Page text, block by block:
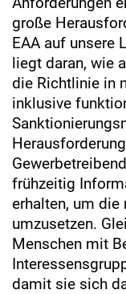
große
EAA auf unsere
liegt daran, wie
die Richtlinie in
inklusive
frühzeitig
erhalten, um die
umzusetzen.
Menschen mit
damit sie sich